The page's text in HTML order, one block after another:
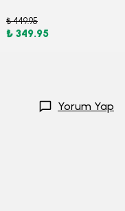
₺ 449.95
₺ 349.95
Yorum Yap